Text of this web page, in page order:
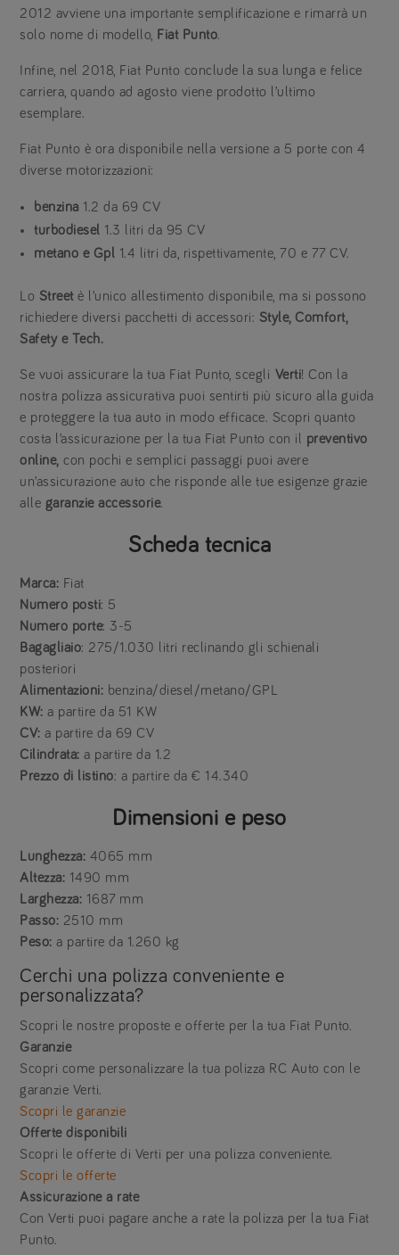
2012 avviene una importante semplificazione e rimarrà un
solo nome di modello, Fiat Punto.
Infine, nel 2018, Fiat Punto conclude la sua lunga e felice
carriera, quando ad agosto viene prodotto l’ultimo
esemplare.
Fiat Punto è ora disponibile nella versione a 5 porte con 4
diverse motorizzazioni:
benzina 1.2 da 69 CV
turbodiesel 1.3 litri da 95 CV
metano e Gpl 1.4 litri da, rispettivamente, 70 e 77 CV.
Lo Streetè l’unico allestimento disponibile, ma si possono
richiedere diversi pacchetti di accessori: Style, Comfort,
Safety e Tech.
Se vuoi assicurare la tua Fiat Punto, scegli Verti! Con la
nostra polizza assicurativa puoi sentirti più sicuro alla guida
e proteggere la tua auto in modo efficace. Scopri quanto
costa l’assicurazione per la tua Fiat Punto con il preventivo
online, con pochi e semplici passaggi puoi avere
un’assicurazione auto che risponde alle tue esigenze grazie
alle garanzie accessorie.
Scheda tecnica
Marca: Fiat
Numero posti: 5
Numero porte: 3-5
Bagagliaio: 275/1.030 litri reclinando gli schienali
posteriori
Alimentazioni: benzina/diesel/metano/GPL
KW: a partire da 51 KW
CV: a partire da 69 CV
Cilindrata: a partire da 1.2
Prezzo di listino: a partire da € 14.340
Dimensioni e peso
Lunghezza: 4065 mm
Altezza: 1490 mm
Larghezza: 1687 mm
Passo: 2510 mm
Peso: a partire da 1.260 kg
Cerchi una polizza conveniente e
personalizzata?
Scopri le nostre proposte e offerte per la tua Fiat Punto.
Garanzie
Scopri come personalizzare la tua polizza RC Auto con le
garanzie Verti.
Scopri le garanzie
Offerte disponibili
Scopri le offerte di Verti per una polizza conveniente.
Scopri le offerte
Assicurazione a rate
Con Verti puoi pagare anche a rate la polizza per la tua Fiat
Punto.